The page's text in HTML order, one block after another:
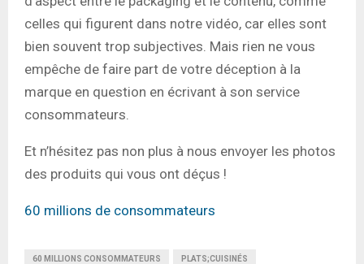
celles qui figurent dans notre vidéo, car elles sont
bien souvent trop subjectives. Mais rien ne vous
empêche de faire part de votre déception à la
marque en question en écrivant à son service
consommateurs.
Et n’hésitez pas non plus à nous envoyer les photos
des produits qui vous ont déçus !
60 millions de consommateurs
60 MILLIONS CONSOMMATEURS PLATS;CUISINÉS